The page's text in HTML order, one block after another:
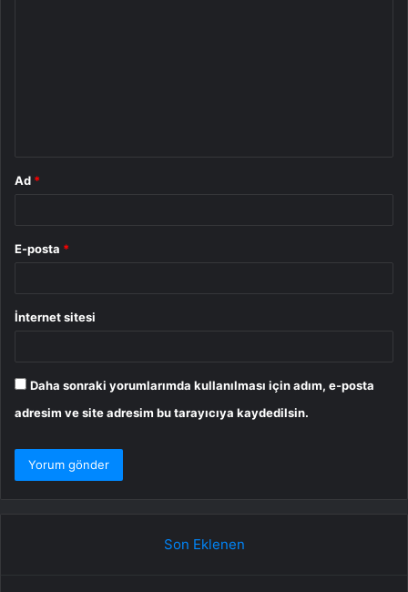
Ad *
E-posta *
İnternet sitesi
Daha sonraki yorumlarımda kullanılması için adım, e-posta
adresim ve site adresim bu tarayıcıya kaydedilsin.
Son Eklenen